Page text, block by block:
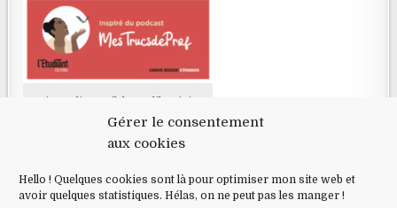
Gérer le consentement
aux cookies
Hello ! Quelques cookies sont là pour optimiser mon site web et
avoir quelques statistiques. Hélas, on ne peut pas les manger !
Livre disponible en librairie
RECHERCHE